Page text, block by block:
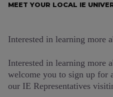
MEET YOUR LOCAL IE
Interested in learning more
Interested in learning more
welcome you to sign up for
our IE Representatives